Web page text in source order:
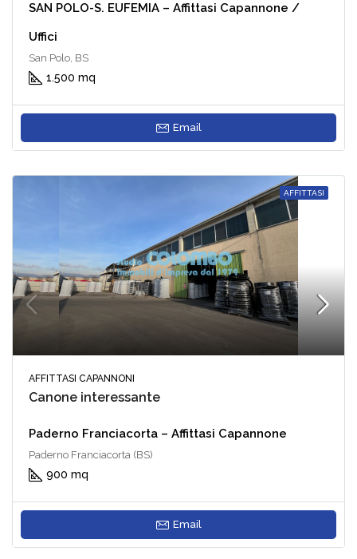
SAN POLO-S. EUFEMIA – Affittasi Capannone /
Uffici
San Polo, BS
1.500 mq
Email
AFFITTASI
AFFITTASI CAPANNONI
Canone interessante
Paderno Franciacorta – Affittasi Capannone
Paderno Franciacorta (BS)
900 mq
Email